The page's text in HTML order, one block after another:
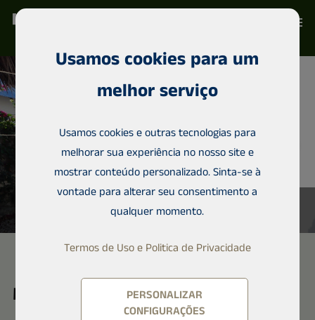
Moradia em banda, Uroa
Usamos cookies para um
melhor serviço
Usamos cookies e outras tecnologias para
melhorar sua experiência no nosso site e
mostrar conteúdo personalizado. Sinta-se à
vontade para alterar seu consentimento a
qualquer momento.
Termos de Uso e Politica de Privacidade
PERSONALIZAR
CONFIGURAÇÕES